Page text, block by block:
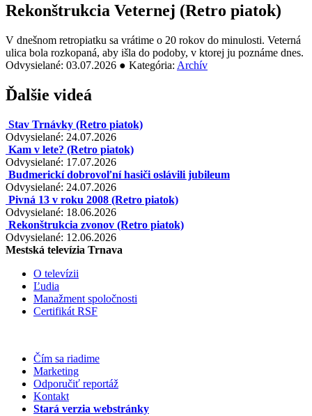
Rekonštrukcia Veternej (Retro piatok)
V dnešnom retropiatku sa vrátime o 20 rokov do minulosti. Veterná
ulica bola rozkopaná, aby išla do podoby, v ktorej ju poznáme dnes.
Odvysielané: 03.07.2026 ● Kategória: Archív
Ďalšie videá
Stav Trnávky (Retro piatok)
Odvysielané: 24.07.2026
Kam v lete? (Retro piatok)
Odvysielané: 17.07.2026
Budmerickí dobrovoľní hasiči oslávili jubileum
Odvysielané: 24.07.2026
Pivná 13 v roku 2008 (Retro piatok)
Odvysielané: 18.06.2026
Rekonštrukcia zvonov (Retro piatok)
Odvysielané: 12.06.2026
Mestská televízia Trnava
O televízii
Ľudia
Manažment spoločnosti
Certifikát RSF
Čím sa riadime
Marketing
Odporučiť reportáž
Kontakt
Stará verzia webstránky